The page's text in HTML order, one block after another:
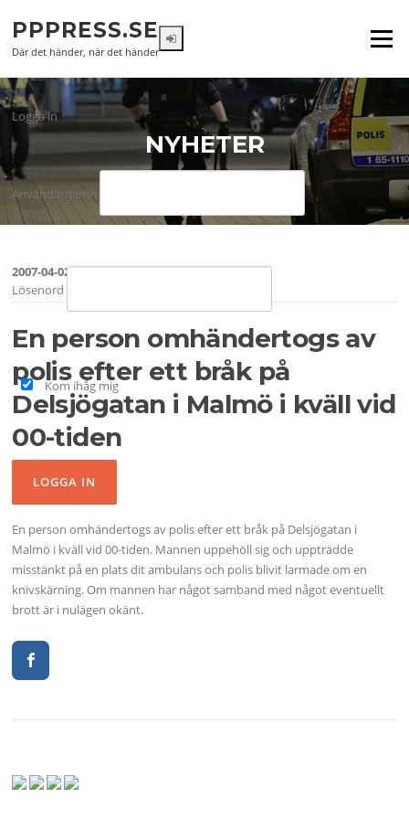
innehåll
PPPRESS.SE
Där det händer, när det händer
Meny
Logga in
Användarnamn
Lösenord
Kom ihåg mig
NYHETER
2007-04-02
En person omhändertogs av
polis efter ett bråk på
Delsjögatan i Malmö i kväll vid
00-tiden
En person omhändertogs av polis efter ett bråk på Delsjögatan i
Malmö i kväll vid 00-tiden. Mannen uppehöll sig och uppträdde
misstänkt på en plats dit ambulans och polis blivit larmade om en
knivskärning. Om mannen har något samband med något eventuellt
brott är i nulägen okänt.